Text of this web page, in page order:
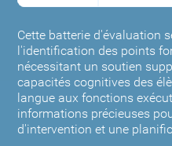
Cette batterie d'évaluation
l'identification des points
nécessitant un soutien
capacités cognitives des
langue aux fonctions
informations précieuses
d'intervention et une